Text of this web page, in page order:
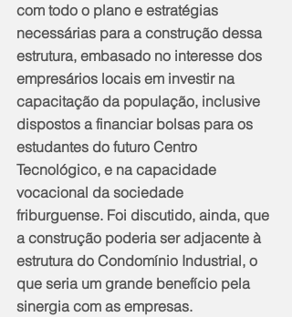
com todo o plano e estratégias
necessárias para a construção dessa
estrutura, embasado no interesse dos
empresários locais em investir na
capacitação da população, inclusive
dispostos a financiar bolsas para os
estudantes do futuro Centro
Tecnológico, e na capacidade
vocacional da sociedade
friburguense. Foi discutido, ainda, que
a construção poderia ser adjacente à
estrutura do Condomínio Industrial, o
que seria um grande benefício pela
sinergia com as empresas.